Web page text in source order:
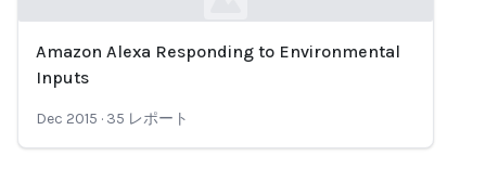
Loading...
Amazon Alexa Responding to Environmental
Inputs
Dec 2015 · 35 レポート